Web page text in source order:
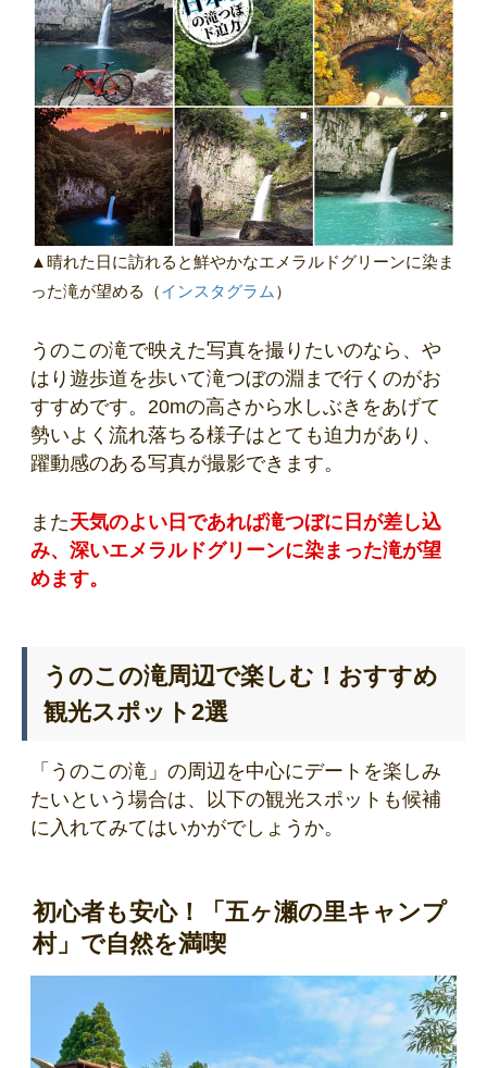
▲晴れた日に訪れると鮮やかなエメラルドグリーンに染ま
った滝が望める（インスタグラム ）
うのこの滝で映えた写真を撮りたいのなら、や
はり遊歩道を歩いて滝つぼの淵まで行くのがお
すすめです。20mの高さから水しぶきをあげて
勢いよく流れ落ちる様子はとても迫力があり、
躍動感のある写真が撮影できます。
また天気のよい日であれば滝つぼに日が差し込
み、深いエメラルドグリーンに染まった滝が望
めます。
うのこの滝周辺で楽しむ！おすすめ
観光スポット2選
「うのこの滝」の周辺を中心にデートを楽しみ
たいという場合は、以下の観光スポットも候補
に入れてみてはいかがでしょうか。
初心者も安心！「五ヶ瀬の里キャンプ
村」で自然を満喫